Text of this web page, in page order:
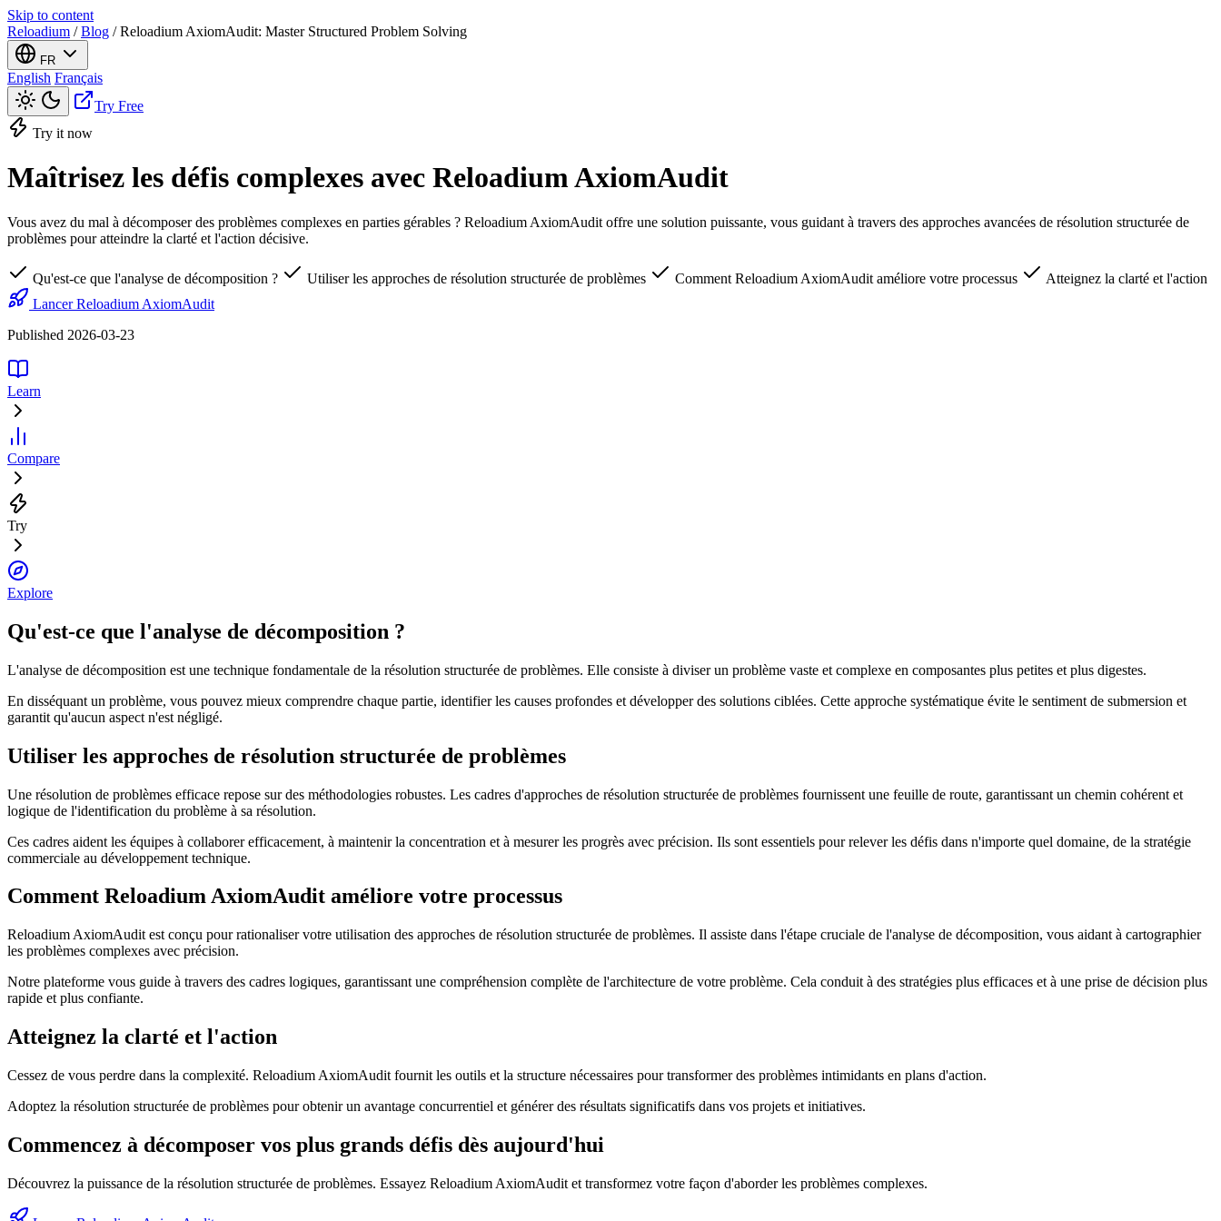
Skip to content
Reloadium / Blog / Reloadium AxiomAudit: Master Structured Problem Solving
FR
English Français
Try Free
Try it now
Maîtrisez les défis complexes avec Reloadium AxiomAudit
Vous avez du mal à décomposer des problèmes complexes en parties gérables ? Reloadium AxiomAudit offre une solution puissante, vous guidant à travers des approches avancées de résolution structurée de
problèmes pour atteindre la clarté et l'action décisive.
Qu'est-ce que l'analyse de décomposition ? Utiliser les approches de résolution structurée de problèmes Comment Reloadium AxiomAudit améliore votre processus
Atteignez la clarté et l'action
Lancer Reloadium AxiomAudit
Published 2026-03-23
Learn
Compare
Try
Explore
Qu'est-ce que l'analyse de décomposition ?
L'analyse de décomposition est une technique fondamentale de la résolution structurée de problèmes. Elle consiste à diviser un problème vaste et complexe en composantes plus petites et plus digestes.
En disséquant un problème, vous pouvez mieux comprendre chaque partie, identifier les causes profondes et développer des solutions ciblées. Cette approche systématique évite le sentiment de submersion et
garantit qu'aucun aspect n'est négligé.
Utiliser les approches de résolution structurée de problèmes
Une résolution de problèmes efficace repose sur des méthodologies robustes. Les cadres d'approches de résolution structurée de problèmes fournissent une feuille de route, garantissant un chemin cohérent et
logique de l'identification du problème à sa résolution.
Ces cadres aident les équipes à collaborer efficacement, à maintenir la concentration et à mesurer les progrès avec précision. Ils sont essentiels pour relever les défis dans n'importe quel domaine, de la stratégie
commerciale au développement technique.
Comment Reloadium AxiomAudit améliore votre processus
Reloadium AxiomAudit est conçu pour rationaliser votre utilisation des approches de résolution structurée de problèmes. Il assiste dans l'étape cruciale de l'analyse de décomposition, vous aidant à cartographier
les problèmes complexes avec précision.
Notre plateforme vous guide à travers des cadres logiques, garantissant une compréhension complète de l'architecture de votre problème. Cela conduit à des stratégies plus efficaces et à une prise de décision plus
rapide et plus confiante.
Atteignez la clarté et l'action
Cessez de vous perdre dans la complexité. Reloadium AxiomAudit fournit les outils et la structure nécessaires pour transformer des problèmes intimidants en plans d'action.
Adoptez la résolution structurée de problèmes pour obtenir un avantage concurrentiel et générer des résultats significatifs dans vos projets et initiatives.
Commencez à décomposer vos plus grands défis dès aujourd'hui
Découvrez la puissance de la résolution structurée de problèmes. Essayez Reloadium AxiomAudit et transformez votre façon d'aborder les problèmes complexes.